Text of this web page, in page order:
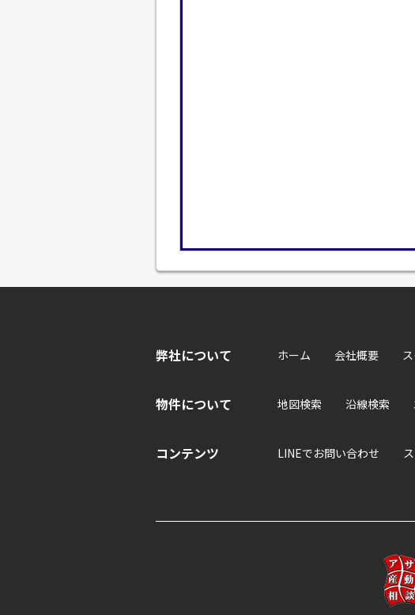
弊社について ホーム 会社概要
物件について 地図検索 沿線検索
コンテンツ LINEでお問い合わせ